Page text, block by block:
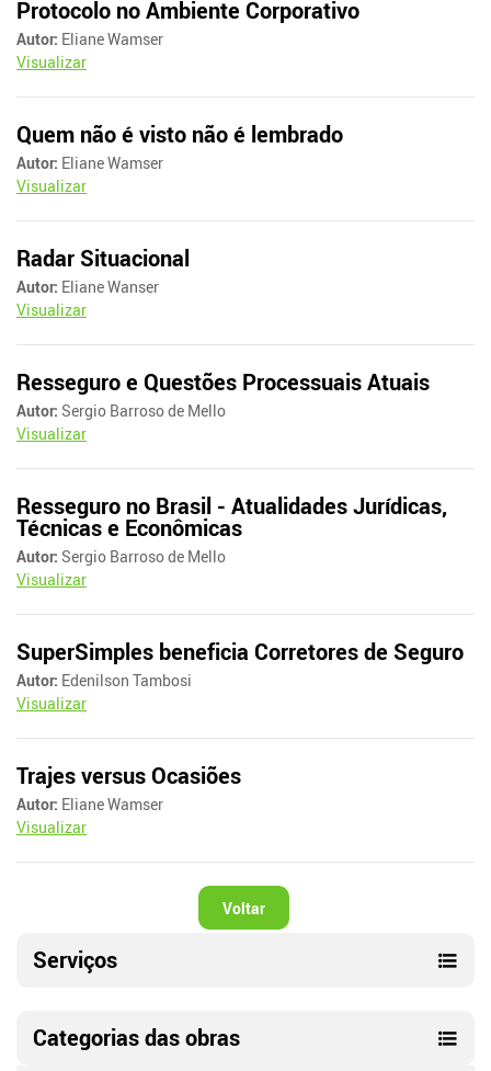
Protocolo no Ambiente Corporativo
Autor: Eliane Wamser
Visualizar
Quem não é visto não é lembrado
Autor: Eliane Wamser
Visualizar
Radar Situacional
Autor: Eliane Wanser
Visualizar
Resseguro e Questões Processuais Atuais
Autor: Sergio Barroso de Mello
Visualizar
Resseguro no Brasil - Atualidades Jurídicas,
Técnicas e Econômicas
Autor: Sergio Barroso de Mello
Visualizar
SuperSimples beneficia Corretores de Seguro
Autor: Edenilson Tambosi
Visualizar
Trajes versus Ocasiões
Autor: Eliane Wamser
Visualizar
Voltar
Serviços
Categorias das obras